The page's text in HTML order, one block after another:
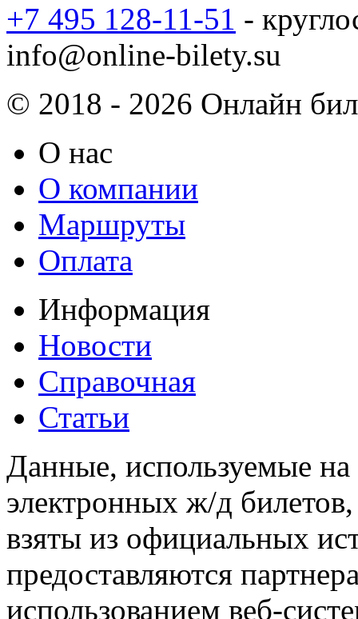
+7 495 128-11-51 -
info@online-bilety.su
© 2018 - 2026 Онлайн
О нас
О компании
Маршруты
Оплата
Информация
Новости
Справочная
Статьи
Данные, используемые на
электронных ж/д
взяты из официальных
предоставляются
использованием веб-